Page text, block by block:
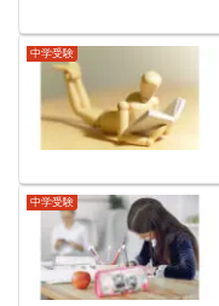
中学受験
中学受験